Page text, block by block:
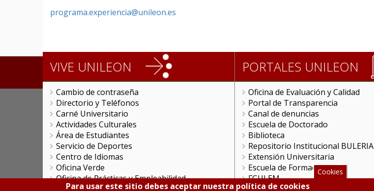
programa.experiencia@unileon.es
VIVE UNILEON
Cambio de contraseña
Directorio y Teléfonos
Carné Universitario
Actividades Culturales
Área de Estudiantes
Servicio de Deportes
Centro de Idiomas
Oficina Verde
Oficina de Prácticas y Empleabilidad
PORTALES UNILEON
Oficina de Evaluación y Calidad
Portal de Transparencia
Canal de denuncias
Escuela de Doctorado
Biblioteca
Repositorio Institucional BULERIA
Extensión Universitaria
Escuela de Formación
FGULEM
Cookies
Para usar este sitio debes aceptar nuestra política de cookies